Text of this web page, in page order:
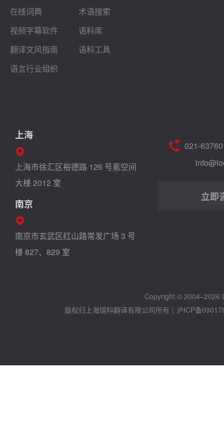
在线词典
术语搜索
视频字幕软件
语料库
翻译文风指南
语料工具
语言行业组织
021-
立即
上海
上海市徐汇区裕德路 126 号氪空间
大楼 2012 室
南京
南京市玄武区红山路常发广场 3 号
楼 827、829 室
Copyright © 2004–2026
版权归上海瑞科翻译有限公司所有 | 沪ICP备